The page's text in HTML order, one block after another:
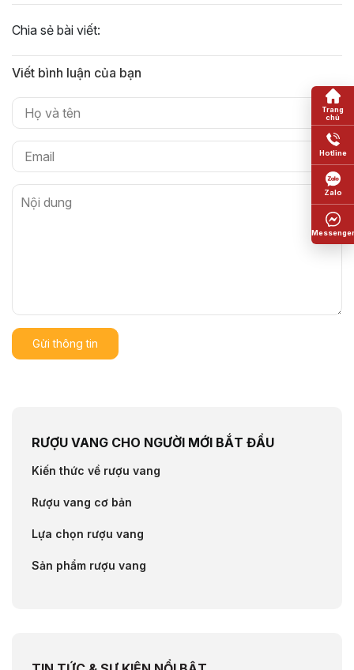
Chia sẻ bài viết:
Viết bình luận của bạn
Gửi thông tin
RƯỢU VANG CHO NGƯỜI MỚI BẮT ĐẦU
Kiến thức về rượu vang
Rượu vang cơ bản
Lựa chọn rượu vang
Sản phẩm rượu vang